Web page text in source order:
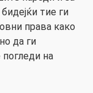
тие ги
права како
да ги
на